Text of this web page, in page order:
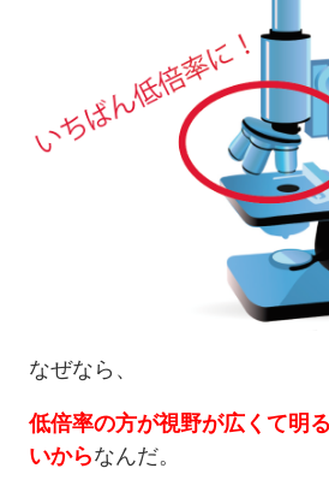
なぜなら、
低倍率の方が視野が広くて明
いからなんだ。